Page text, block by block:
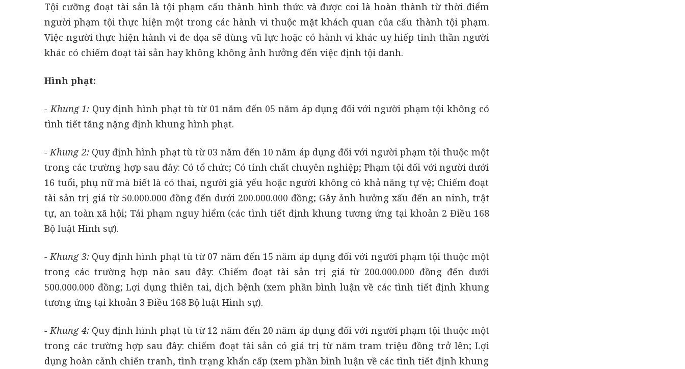
Tội cưỡng đoạt tài sản là tội phạm cấu thành hình thức và được coi là hoàn thành từ thời điểm
người phạm tội thực hiện một trong các hành vi thuộc mặt khách quan của cấu thành tội phạm.
Việc người thực hiện hành vi đe dọa sẽ dùng vũ lực hoặc có hành vi khác uy hiếp tinh thần người
khác có chiếm đoạt tài sản hay không không ảnh hưởng đến việc định tội danh.
Hình phạt:
- Khung 1: Quy định hình phạt tù từ 01 năm đến 05 năm áp dụng đối với người phạm tội không có
tình tiết tăng nặng định khung hình phạt.
- Khung 2: Quy định hình phạt tù từ 03 năm đến 10 năm áp dụng đối với người phạm tội thuộc một
trong các trường hợp sau đây: Có tổ chức; Có tính chất chuyên nghiệp; Phạm tội đối với người dưới
16 tuổi, phụ nữ mà biết là có thai, người già yếu hoặc người không có khả năng tự vệ; Chiếm đoạt
tài sản trị giá từ 50.000.000 đồng đến dưới 200.000.000 đồng; Gây ảnh hưởng xấu đến an ninh, trật
tự, an toàn xã hội; Tái phạm nguy hiểm (các tình tiết định khung tương ứng tại khoản 2 Điều 168
Bộ luật Hình sự).
- Khung 3:Quy định hình phạt tù từ 07 năm đến 15 năm áp dụng đối với người phạm tội thuộc một
trong các trường hợp nào sau đây: Chiếm đoạt tài sản trị giá từ 200.000.000 đồng đến dưới
500.000.000 đồng; Lợi dụng thiên tai, dịch bệnh (xem phần bình luận về các tình tiết định khung
tương ứng tại khoản 3 Điều 168 Bộ luật Hình sự).
- Khung 4: Quy định hình phạt tù từ 12 năm đến 20 năm áp dụng đối với người phạm tội thuộc một
trong các trường hợp sau đây: chiếm đoạt tài sản có giá trị từ năm tram triệu đồng trở lên; Lợi
dụng hoàn cảnh chiến tranh, tình trạng khẩn cấp (xem phần bình luận về các tình tiết định khung